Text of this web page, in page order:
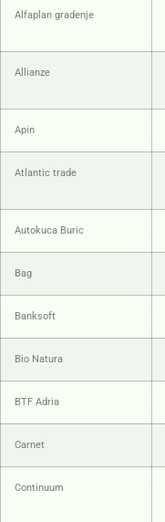
Alfaplan gradenje
Allianze
Apin
Atlantic trade
Autokuca Buric
Bag
Banksoft
Bio Natura
BTF Adria
Carnet
Continuum